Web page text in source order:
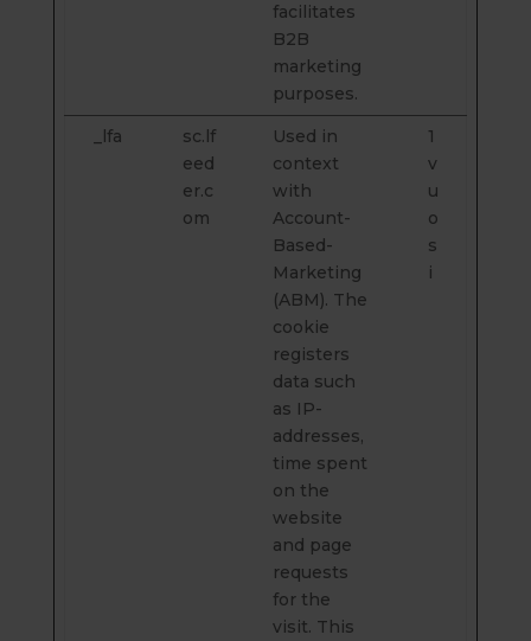
facilitates
B2B
marketing
purposes.
_lfa
sc.lf
eed
er.c
om
Used in
context
with
Account-
Based-
Marketing
(ABM). The
cookie
registers
data such
as IP-
addresses,
time spent
on the
website
and page
requests
for the
visit. This
1
v
u
o
s
i